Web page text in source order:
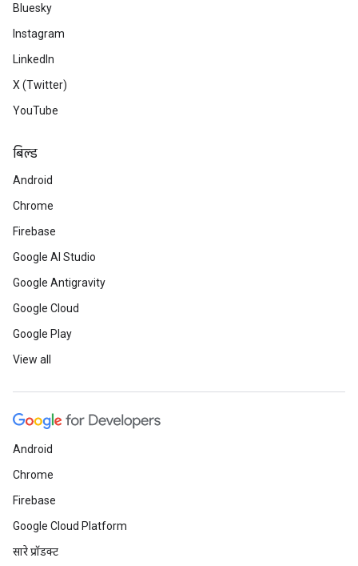
Bluesky
Instagram
LinkedIn
X (Twitter)
YouTube
बिल्ड
Android
Chrome
Firebase
Google AI Studio
Google Antigravity
Google Cloud
Google Play
View all
Android
Chrome
Firebase
Google Cloud Platform
सारे प्रॉडक्ट